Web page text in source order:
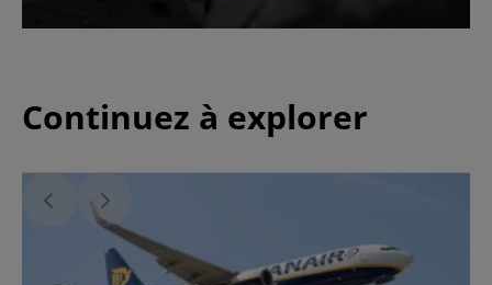
Continuez à explorer